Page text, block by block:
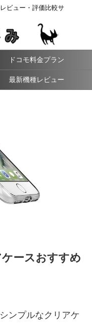
ビュー・評価比較サ
ドコモ料金プラン
最新機種レビュー
ースおすすめ
ンプルなクリアケ